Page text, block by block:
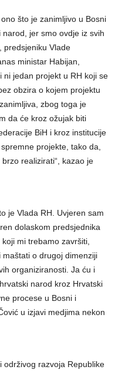
što je zanimljivo u Bosni
jer smo ovdje iz svih
predsjeniku Vlade
ministar Habijan,
ni jedan projekt u RH koji se
obzira o kojem projektu
zbog toga je
da će kroz ožujak biti
BiH i kroz institucije
projekte, tako da,
realizirati“, kazao je
je Vlada RH. Uvjeren sam
dolaskom predsjednika
mi trebamo završiti,
o drugoj dimenziji
organiziranosti. Ja ću i
narod kroz Hrvatski
procese u Bosni i
u izjavi medjima nekon
održivog razvoja Republike